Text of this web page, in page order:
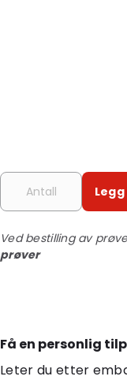
Ved bestilling av
prøver
Få en personlig
Leter du etter